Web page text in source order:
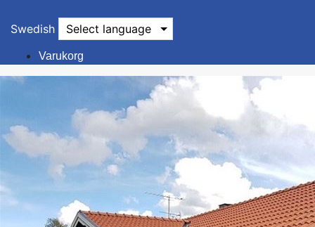
Swedish Select language
Varukorg